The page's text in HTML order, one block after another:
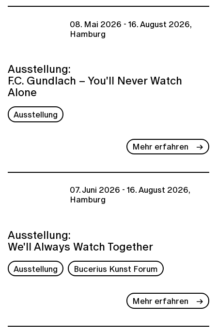
08. Mai 2026 - 16. August 2026,
Hamburg
Ausstellung:
F.C. Gundlach – You'll Never Watch
Alone
Ausstellung
Mehr erfahren
07. Juni 2026 - 16. August 2026,
Hamburg
Ausstellung:
We'll Always Watch Together
Ausstellung Bucerius Kunst Forum
Mehr erfahren